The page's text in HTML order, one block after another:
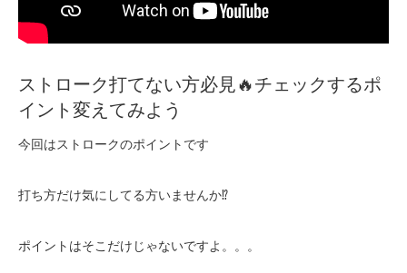
ストローク打てない方必見🔥チェックするポ
イント変えてみよう
今回はストロークのポイントです
打ち方だけ気にしてる方いませんか⁉️
ポイントはそこだけじゃないですよ。。。